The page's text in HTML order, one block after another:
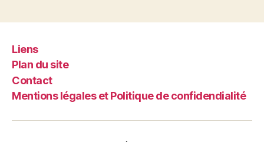
Liens
Plan du site
Contact
Mentions légales et Politique de confidendialité